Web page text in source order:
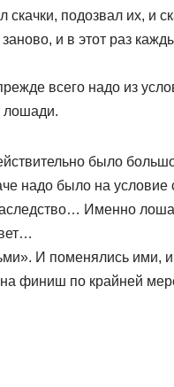
скачки, подозвал их, и
и в этот раз
всего надо из
лошади.
было
надо было на условие
Именно
И поменялись ими, и
финиш по крайней